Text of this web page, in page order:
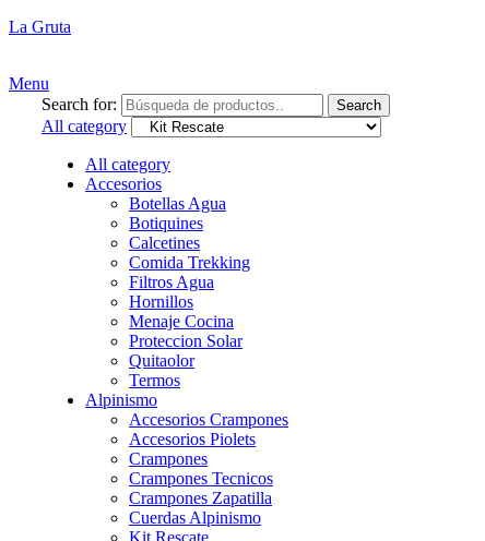
La Gruta
Menu
Search for:
Search
All category
All category
Accesorios
Botellas Agua
Botiquines
Calcetines
Comida Trekking
Filtros Agua
Hornillos
Menaje Cocina
Proteccion Solar
Quitaolor
Termos
Alpinismo
Accesorios Crampones
Accesorios Piolets
Crampones
Crampones Tecnicos
Crampones Zapatilla
Cuerdas Alpinismo
Kit Rescate